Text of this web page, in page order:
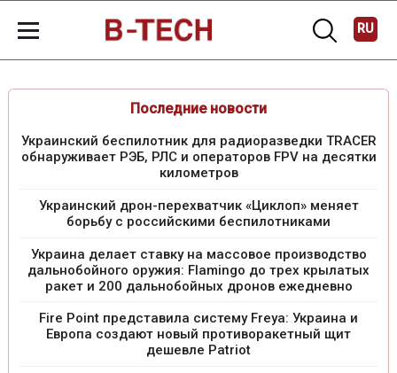
RU
Последние новости
Украинский беспилотник для радиоразведки TRACER
обнаруживает РЭБ, РЛС и операторов FPV на десятки
километров
Украинский дрон-перехватчик «Циклоп» меняет
борьбу с российскими беспилотниками
Украина делает ставку на массовое производство
дальнобойного оружия: Flamingo до трех крылатых
ракет и 200 дальнобойных дронов ежедневно
Fire Point представила систему Freya: Украина и
Европа создают новый противоракетный щит
дешевле Patriot